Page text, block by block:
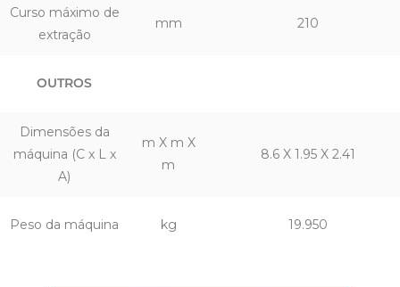
Curso máximo de
extração
mm 210
OUTROS
Dimensões da
máquina (C x L x
A)
m X m X
m
8.6 X 1.95 X 2.41
Peso da máquina kg 19.950